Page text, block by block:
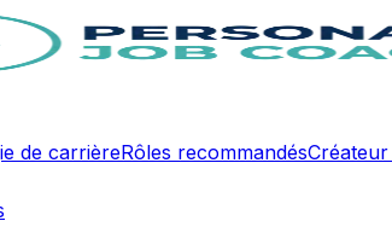
de carrièreRôles recommandésCréateur